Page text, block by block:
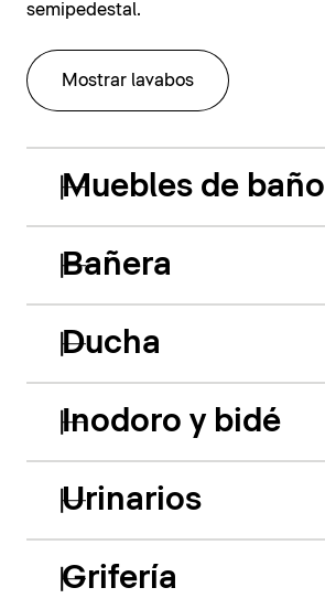
semipedestal.
Mostrar lavabos
Muebles de baño
Bañera
Ducha
Inodoro y bidé
Urinarios
Grifería